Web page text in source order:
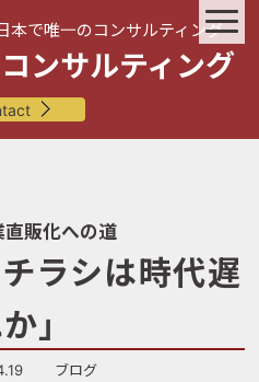
本で唯一のコンサルティング
ンサルティング
販化への道
ラシは時代遅
」
ブログ